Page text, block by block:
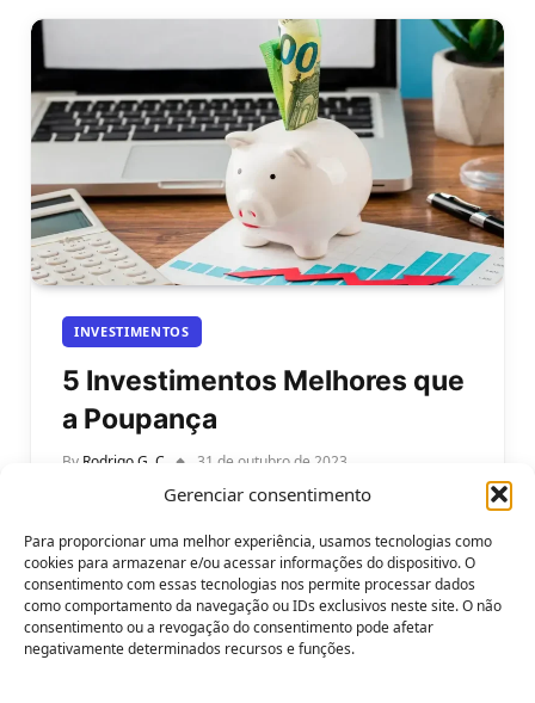
Gerenciar consentimento
Para proporcionar uma melhor experiência, usamos tecnologias como
cookies para armazenar e/ou acessar informações do dispositivo. O
consentimento com essas tecnologias nos permite processar dados
como comportamento da navegação ou IDs exclusivos neste site. O não
consentimento ou a revogação do consentimento pode afetar
negativamente determinados recursos e funções.
INVESTIMENTOS
5 Investimentos Melhores que
a Poupança
By Rodrigo G. C 31 de outubro de 2023
Saiba 5 investimentos melhores que a poupança e
não perca dinheiro. Você sabia que a poupança é
uma das aplicações…